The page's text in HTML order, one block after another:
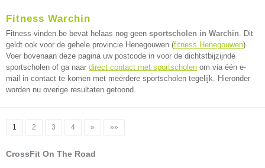
Fitness Warchin
Fitness-vinden.be bevat helaas nog geen sportscholen in Warchin. Dit
geldt ook voor de gehele provincie Henegouwen (fitness Henegouwen).
Voer bovenaan deze pagina uw postcode in voor de dichtstbijzijnde
sportscholen of ga naar direct contact met sportscholen om via één e-
mail in contact te komen met meerdere sportscholen tegelijk. Hieronder
worden nu overige resultaten getoond.
1 2 3 4 » »»
CrossFit On The Road